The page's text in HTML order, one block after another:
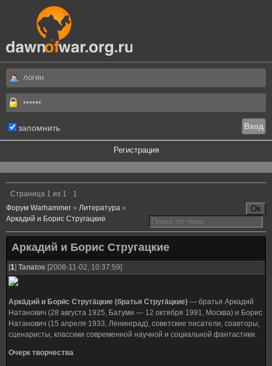
запомнить
Регистрация
.
Страница 1 из 1
1
Форум Warhammer » Литература »
Аркадий и Борис Стругацкие
Аркадий и Борис Стругацкие
[1] Tanatos [2008-11-02, 10:37:59]
Арка́дий и Бори́с Струга́цкие (братья Струга́цкие) — братья Аркадий
Натанович (28 августа 1925, Батуми — 12 октября 1991, Москва) и Борис
Натанович (15 апреля 1933, Ленинград), советские писатели, соавторы,
сценаристы, классики современной научной и социальной фантастики.
Очерк творчества